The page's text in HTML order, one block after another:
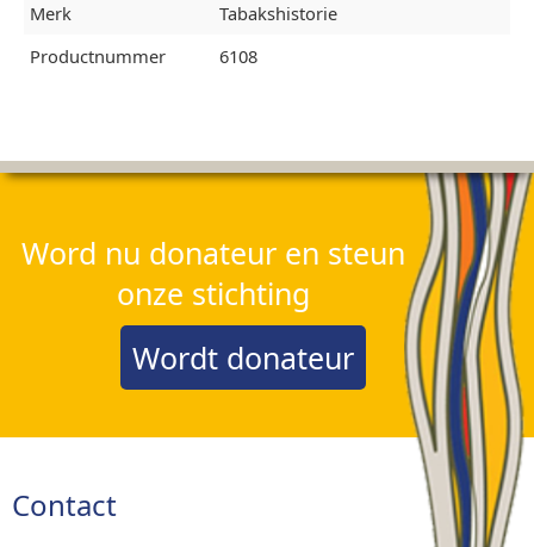
Merk
Tabakshistorie
Productnummer
6108
Word nu donateur en steun
onze stichting
Wordt donateur
Contact